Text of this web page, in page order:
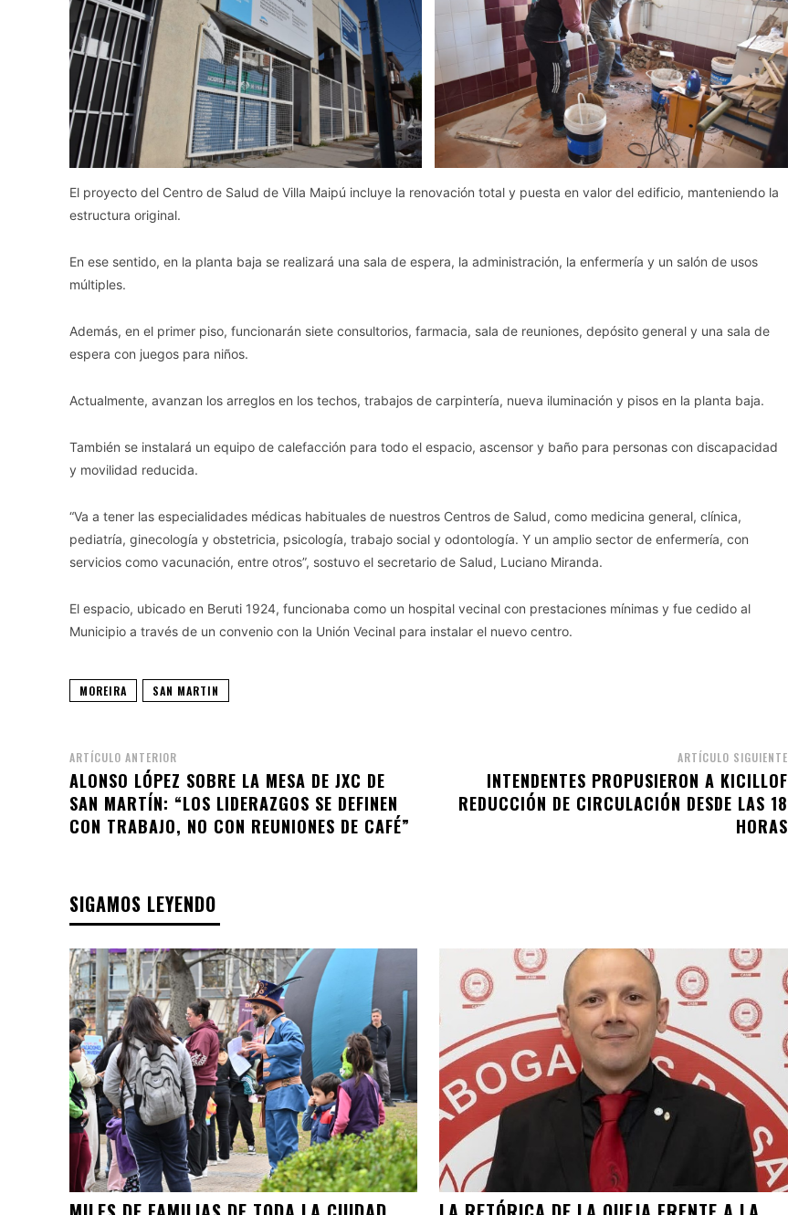
El proyecto del Centro de Salud de Villa Maipú incluye la renovación total y puesta en valor del edificio, manteniendo la
estructura original.
En ese sentido, en la planta baja se realizará una sala de espera, la administración, la enfermería y un salón de usos
múltiples.
Además, en el primer piso, funcionarán siete consultorios, farmacia, sala de reuniones, depósito general y una sala de
espera con juegos para niños.
Actualmente, avanzan los arreglos en los techos, trabajos de carpintería, nueva iluminación y pisos en la planta baja.
También se instalará un equipo de calefacción para todo el espacio, ascensor y baño para personas con discapacidad
y movilidad reducida.
“Va a tener las especialidades médicas habituales de nuestros Centros de Salud, como medicina general, clínica,
pediatría, ginecología y obstetricia, psicología, trabajo social y odontología. Y un amplio sector de enfermería, con
servicios como vacunación, entre otros”, sostuvo el secretario de Salud, Luciano Miranda.
El espacio, ubicado en Beruti 1924, funcionaba como un hospital vecinal con prestaciones mínimas y fue cedido al
Municipio a través de un convenio con la Unión Vecinal para instalar el nuevo centro.
MOREIRA SAN MARTIN
ARTÍCULO ANTERIOR
ALONSO LÓPEZ SOBRE LA MESA DE JXC DE
SAN MARTÍN: “LOS LIDERAZGOS SE DEFINEN
CON TRABAJO, NO CON REUNIONES DE CAFÉ”
ARTÍCULO SIGUIENTE
INTENDENTES PROPUSIERON A KICILLOF
REDUCCIÓN DE CIRCULACIÓN DESDE LAS 18
HORAS
SIGAMOS LEYENDO